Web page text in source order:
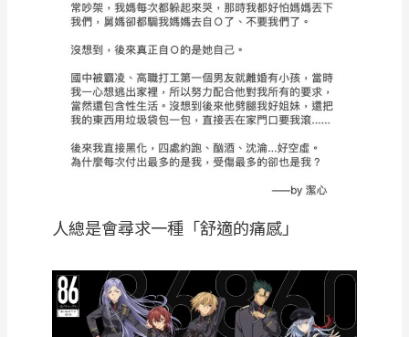
人總是會尋求一種「舒適的痛感」